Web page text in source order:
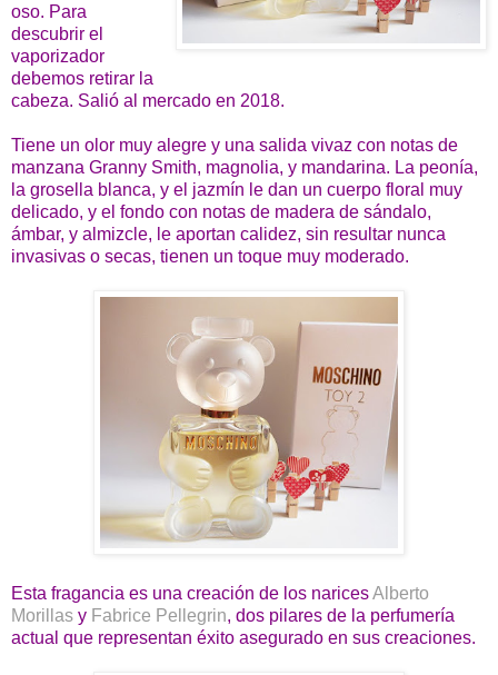
oso. Para
descubrir el
vaporizador
debemos retirar la
cabeza. Salió al mercado en 2018.
Tiene un olor muy alegre y una salida vivaz con notas de
manzana Granny Smith, magnolia, y mandarina. La peonía,
la grosella blanca, y el jazmín le dan un cuerpo floral muy
delicado, y el fondo con notas de madera de sándalo,
ámbar, y almizcle, le aportan calidez, sin resultar nunca
invasivas o secas, tienen un toque muy moderado.
Esta fragancia es una creación de los naricesAlberto
Morillas y Fabrice Pellegrin, dos pilares de la perfumería
actual que representan éxito asegurado en sus creaciones.